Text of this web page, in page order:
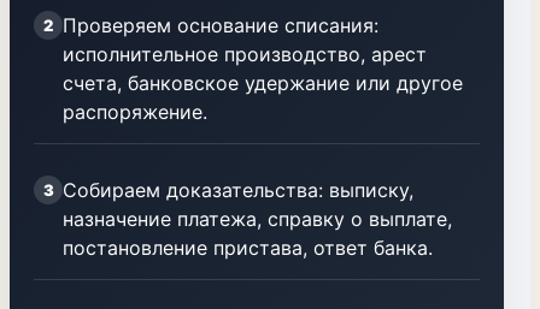
2 Проверяем основание списания:
исполнительное производство, арест
счета, банковское удержание или другое
распоряжение.
3 Собираем доказательства: выписку,
назначение платежа, справку о выплате,
постановление пристава, ответ банка.